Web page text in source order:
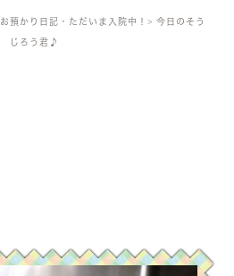
お預かり日記・ただいま入院中！ 今日のそう
じろう君♪